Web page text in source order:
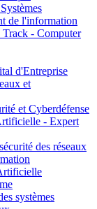
de l'information
- Computer
d'Entreprise
et
et Cyberdéfense
- Expert
des réseaux
systèmes